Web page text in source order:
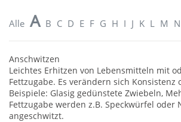
Alle A B C D E F G H I J K L M N
Anschwitzen
Leichtes Erhitzen von Lebensmitteln mit
Fettzugabe. Es verändern sich Konsistenz
Beispiele: Glasig gedünstete Zwiebeln,
Fettzugabe werden z.B. Speckwürfel oder
angeschwitzt.